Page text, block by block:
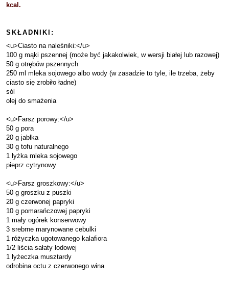
kcal.
SKŁADNIKI:
<u>Ciasto na naleśniki:</u>
100 g mąki pszennej (może być jakakolwiek, w wersji białej lub razowej)
50 g otrębów pszennych
250 ml mleka sojowego albo wody (w zasadzie to tyle, ile trzeba, żeby
ciasto się zrobiło ładne)
sól
olej do smażenia
<u>Farsz porowy:</u>
50 g pora
20 g jabłka
30 g tofu naturalnego
1 łyżka mleka sojowego
pieprz cytrynowy
<u>Farsz groszkowy:</u>
50 g groszku z puszki
20 g czerwonej papryki
10 g pomarańczowej papryki
1 mały ogórek konserwowy
3 srebrne marynowane cebulki
1 różyczka ugotowanego kalafiora
1/2 liścia sałaty lodowej
1 łyżeczka musztardy
odrobina octu z czerwonego wina